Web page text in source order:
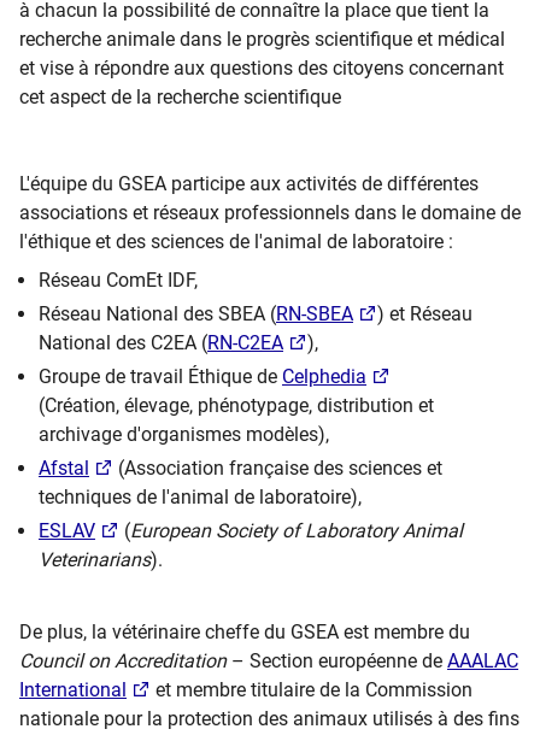
à chacun la possibilité de connaître la place que tient la
recherche animale dans le progrès scientifique et médical
et vise à répondre aux questions des citoyens concernant
cet aspect de la recherche scientifique
L'équipe du GSEA participe aux activités de différentes
associations et réseaux professionnels dans le domaine de
l'éthique et des sciences de l'animal de laboratoire :
Réseau ComEt IDF,
Réseau National des SBEA (RN-SBEA
) et Réseau
National des C2EA (RN-C2EA
),
Groupe de travail Éthique de Celphedia
(Création, élevage, phénotypage, distribution et
archivage d'organismes modèles),
Afstal
(Association française des sciences et
techniques de l'animal de laboratoire),
ESLAV
(European Society of Laboratory Animal
Veterinarians).
De plus, la vétérinaire cheffe du GSEA est membre du
Council on Accreditation– Section européenne de AAALAC
International
et membre titulaire de la Commission
nationale pour la protection des animaux utilisés à des fins